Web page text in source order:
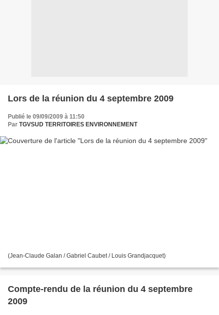
Lors de la réunion du 4 septembre 2009
Publié le 09/09/2009 à 11:50
Par TGVSUD TERRITOIRES ENVIRONNEMENT
(Jean-Claude Galan / Gabriel Caubet / Louis Grandjacquet)
Compte-rendu de la réunion du 4 septembre
2009